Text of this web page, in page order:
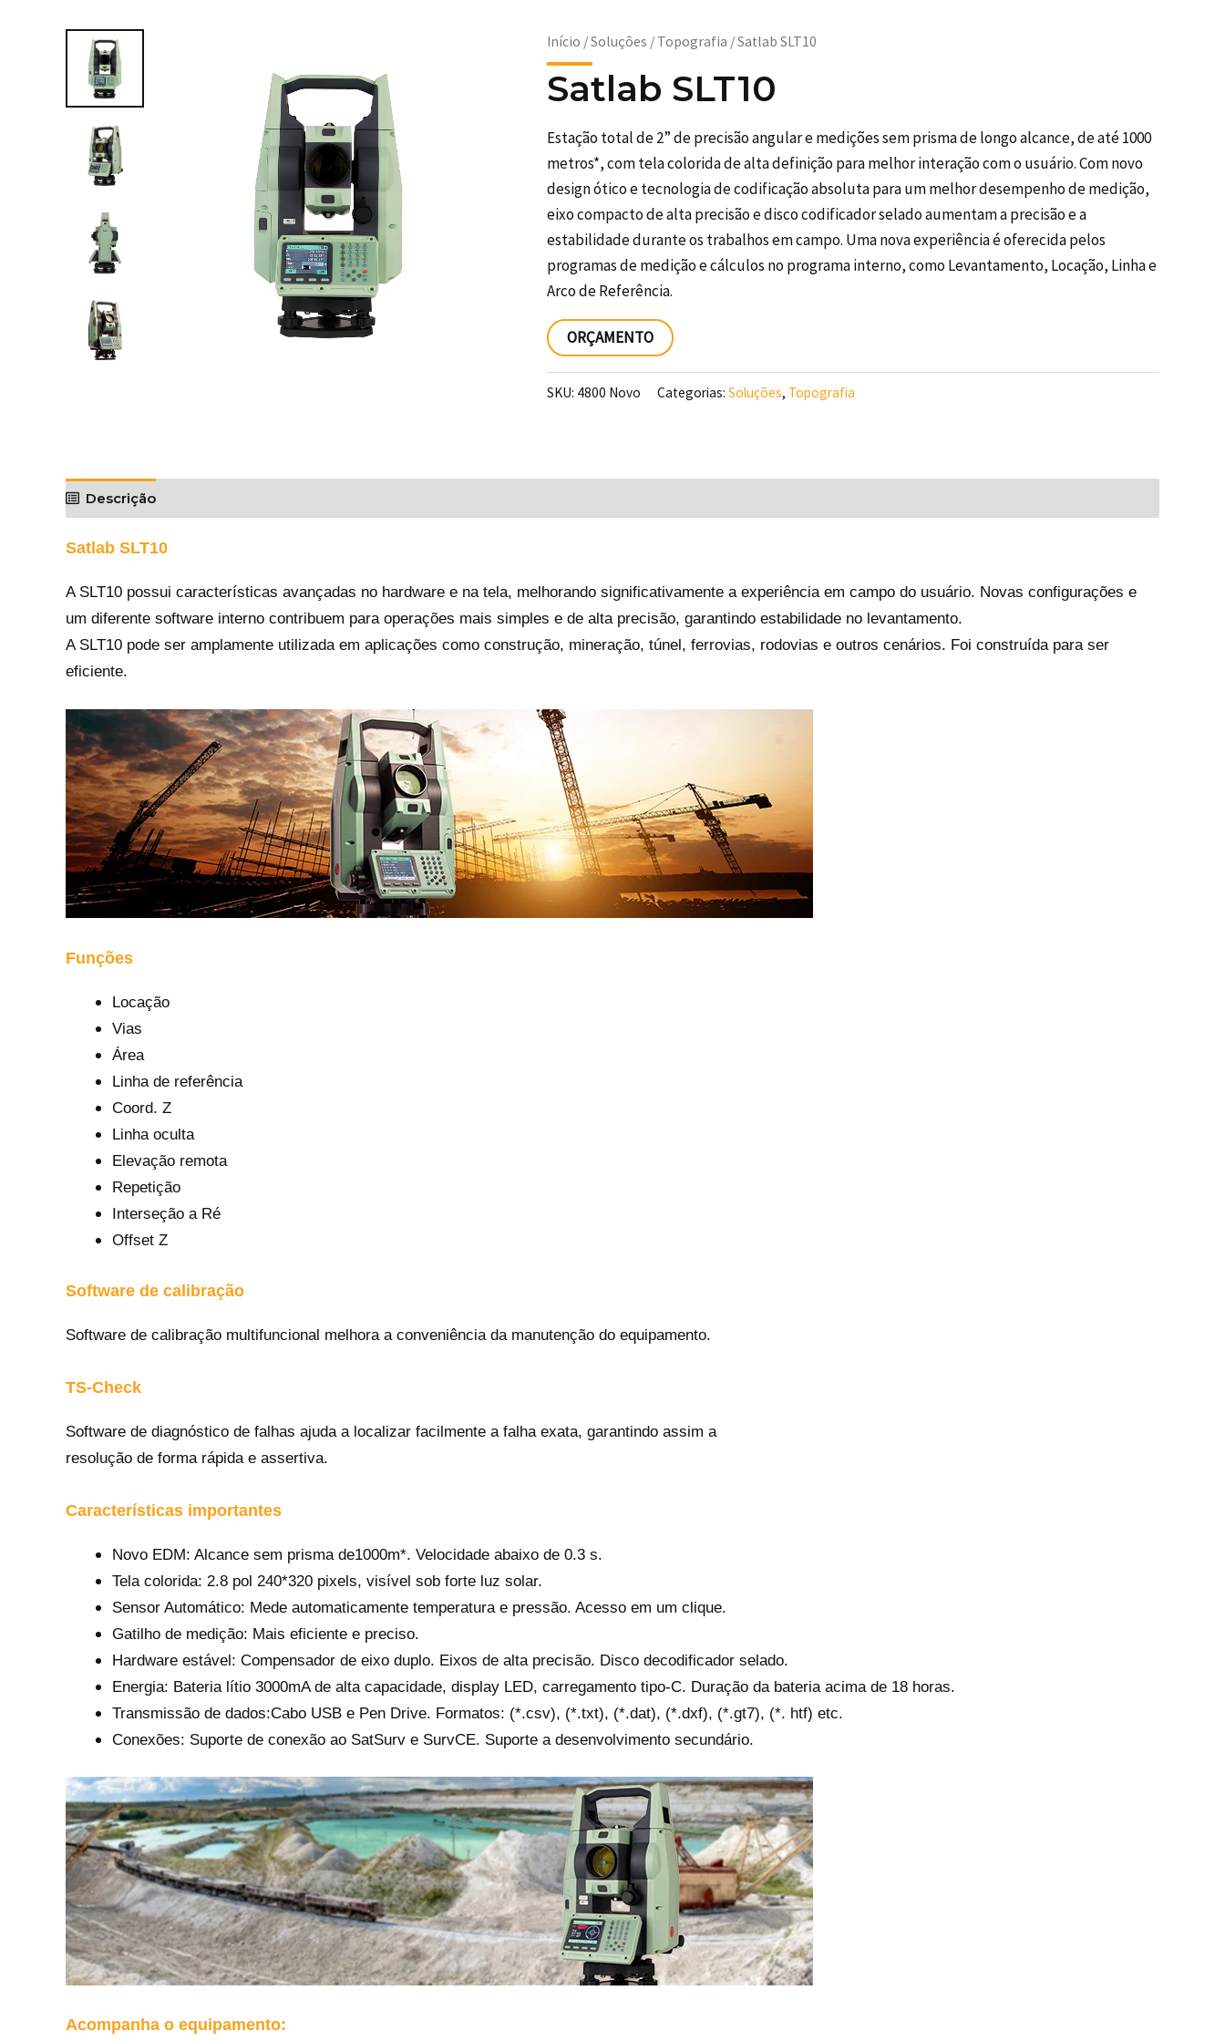
Início /Soluções / Topografia / Satlab SLT10
Satlab SLT10
Estação total de 2” de precisão angular e medições sem prisma de longo alcance, de até 1000
metros*, com tela colorida de alta definição para melhor interação com o usuário. Com novo
design ótico e tecnologia de codificação absoluta para um melhor desempenho de medição,
eixo compacto de alta precisão e disco codificador selado aumentam a precisão e a
estabilidade durante os trabalhos em campo. Uma nova experiência é oferecida pelos
programas de medição e cálculos no programa interno, como Levantamento, Locação, Linha e
Arco de Referência.
ORÇAMENTO
SKU: 4800 Novo Categorias: Soluções, Topografia
Descrição
Satlab SLT10
A SLT10 possui características avançadas no hardware e na tela, melhorando significativamente a experiência em campo do usuário. Novas configurações e
um diferente software interno contribuem para operações mais simples e de alta precisão, garantindo estabilidade no levantamento.
A SLT10 pode ser amplamente utilizada em aplicações como construção, mineração, túnel, ferrovias, rodovias e outros cenários. Foi construída para ser
eficiente.
Funções
Locação
Vias
Área
Linha de referência
Coord. Z
Linha oculta
Elevação remota
Repetição
Interseção a Ré
Offset Z
Software de calibração
Software de calibração multifuncional melhora a conveniência da manutenção do equipamento.
TS-Check
Software de diagnóstico de falhas ajuda a localizar facilmente a falha exata, garantindo assim a
resolução de forma rápida e assertiva.
Características importantes
Novo EDM: Alcance sem prisma de1000m*. Velocidade abaixo de 0.3 s.
Tela colorida: 2.8 pol 240*320 pixels, visível sob forte luz solar.
Sensor Automático: Mede automaticamente temperatura e pressão. Acesso em um clique.
Gatilho de medição: Mais eficiente e preciso.
Hardware estável: Compensador de eixo duplo. Eixos de alta precisão. Disco decodificador selado.
Energia: Bateria lítio 3000mA de alta capacidade, display LED, carregamento tipo-C. Duração da bateria acima de 18 horas.
Transmissão de dados:Cabo USB e Pen Drive. Formatos: (*.csv), (*.txt), (*.dat), (*.dxf), (*.gt7), (*. htf) etc.
Conexões: Suporte de conexão ao SatSurv e SurvCE. Suporte a desenvolvimento secundário.
Acompanha o equipamento: